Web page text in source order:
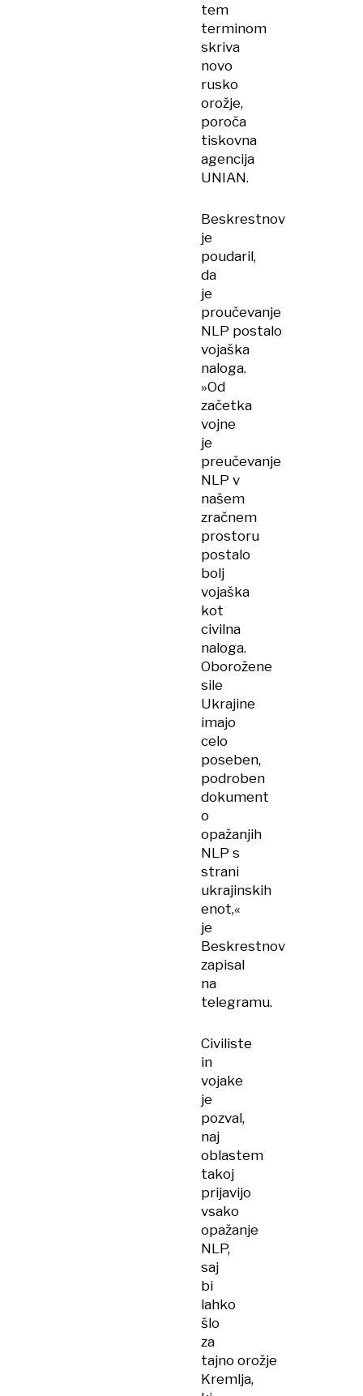
tem
terminom
skriva
novo
rusko
orožje,
poroča
tiskovna
agencija
UNIAN.
Beskrestnov
je
poudaril,
da
je
proučevanje
NLP postalo
vojaška
naloga.
»Od
začetka
vojne
je
preučevanje
NLP v
našem
zračnem
prostoru
postalo
bolj
vojaška
kot
civilna
naloga.
Oborožene
sile
Ukrajine
imajo
celo
poseben,
podroben
dokument
o
opažanjih
NLP s
strani
ukrajinskih
enot,«
je
Beskrestnov
zapisal
na
telegramu.
Civiliste
in
vojake
je
pozval,
naj
oblastem
takoj
prijavijo
vsako
opažanje
NLP,
saj
bi
lahko
šlo
za
tajno orožje
Kremlja,